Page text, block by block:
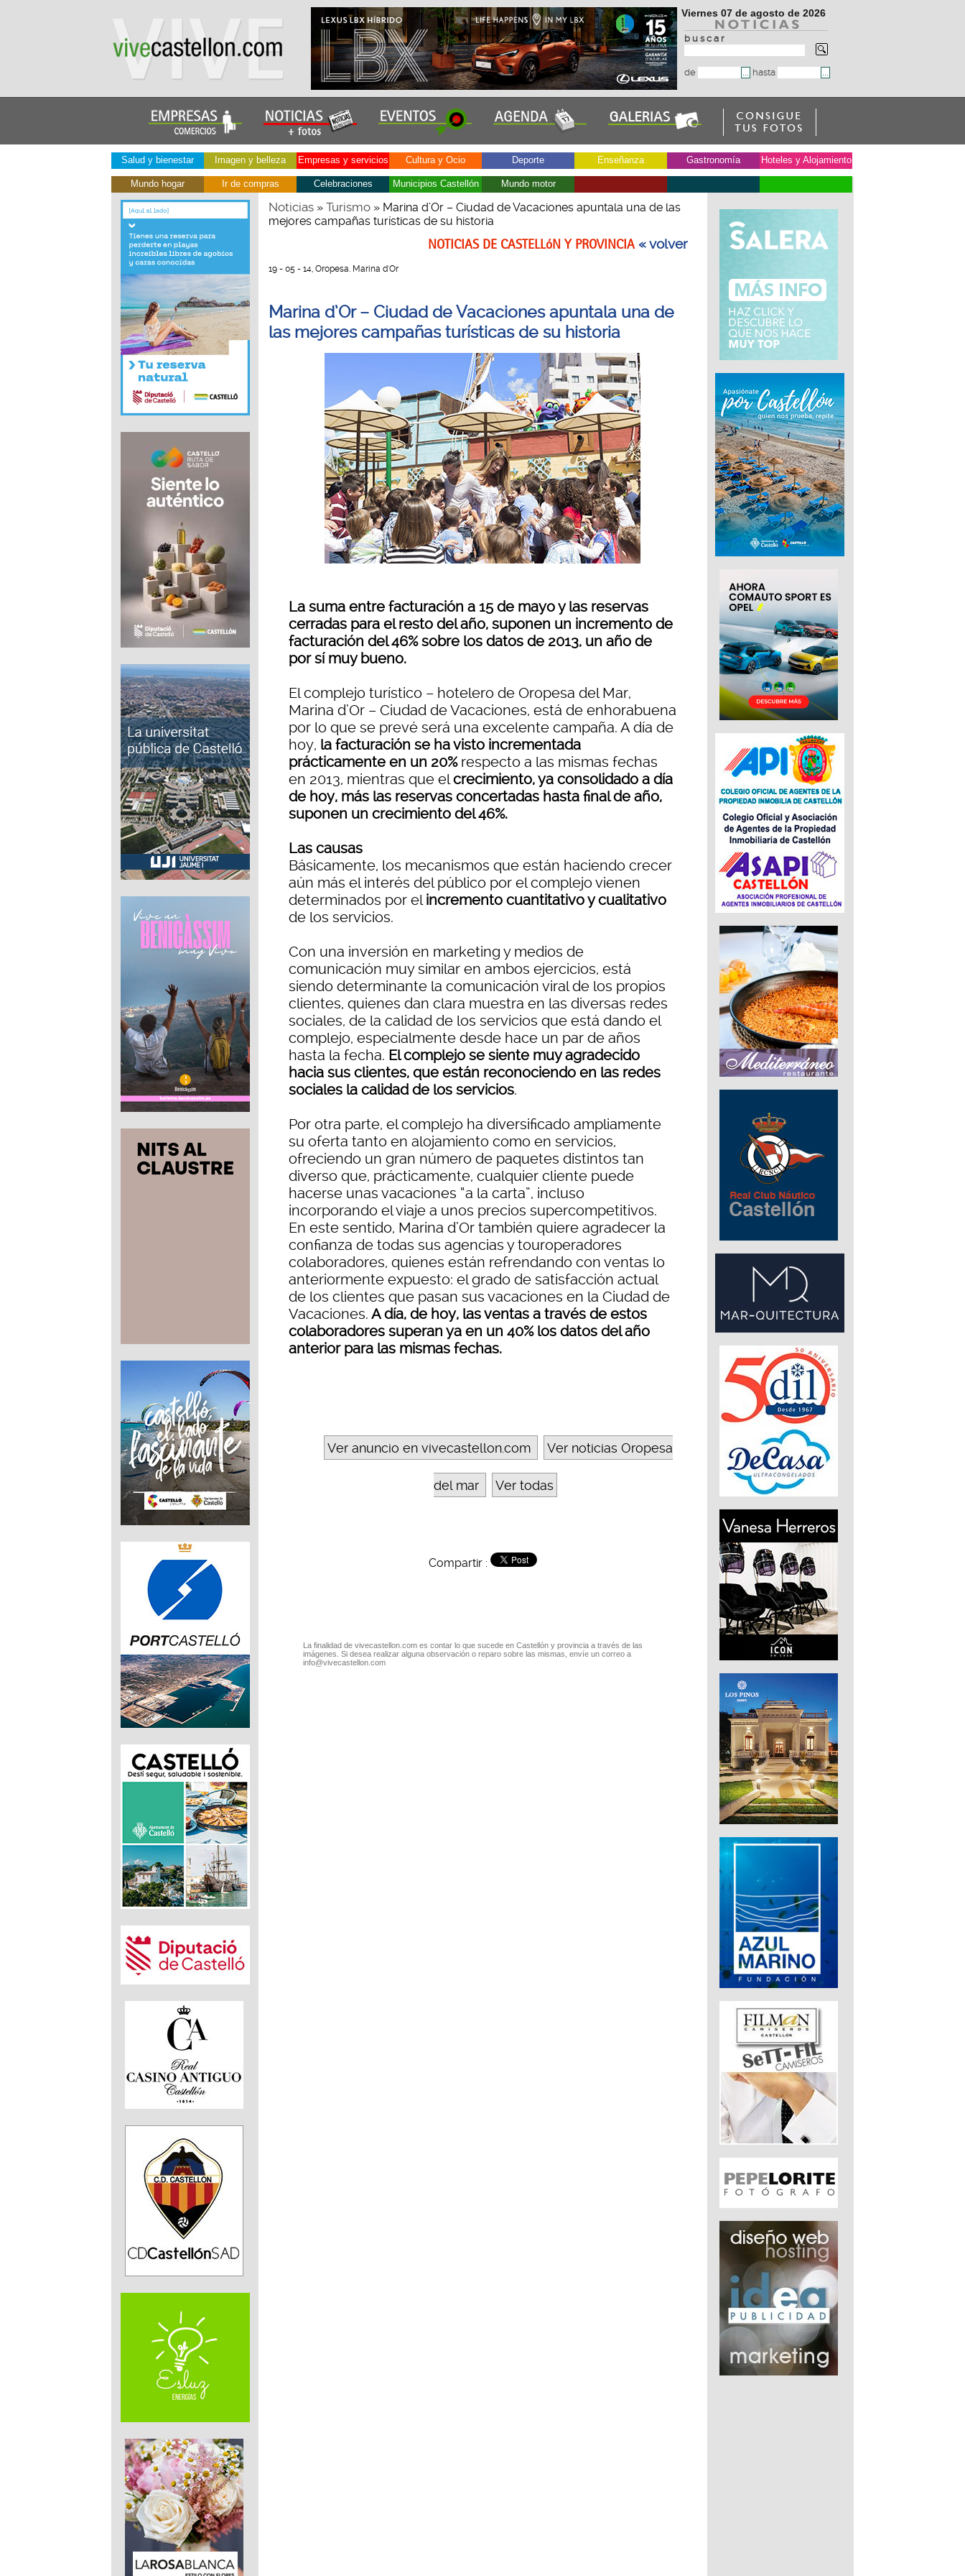
Viernes 07 de agosto de 2026
b u s c a r
de hasta
Salud y bienestar Imagen y belleza Empresas y servicios Cultura y Ocio Deporte Enseñanza Gastronomía Hoteles y Alojamiento
Mundo hogar Ir de compras Celebraciones Municipios Castellón Mundo motor
Noticias» Turismo» Marina d’Or – Ciudad de Vacaciones apuntala una de las
mejores campañas turísticas de su historia
NOTICIAS DE CASTELLóN Y PROVINCIA« volver
19 - 05 - 14, Oropesa. Marina d'Or
Marina d’Or – Ciudad de Vacaciones apuntala una de
las mejores campañas turísticas de su historia
La suma entre facturación a 15 de mayo y las reservas
cerradas para el resto del año, suponen un incremento de
facturación del 46% sobre los datos de 2013, un año de
por sí muy bueno.
El complejo turístico – hotelero de Oropesa del Mar,
Marina d’Or – Ciudad de Vacaciones, está de enhorabuena
por lo que se prevé será una excelente campaña. A día de
hoy, la facturación se ha visto incrementada
prácticamente en un 20% respecto a las mismas fechas
en 2013, mientras que elcrecimiento, ya consolidado a día
de hoy, más las reservas concertadas hasta final de año,
suponen un crecimiento del 46%.
Las causas
Básicamente, los mecanismos que están haciendo crecer
aún más el interés del público por el complejo vienen
determinados por elincremento cuantitativo y cualitativo
de los servicios.
Con una inversión en marketing y medios de
comunicación muy similar en ambos ejercicios, está
siendo determinante la comunicación viral de los propios
clientes, quienes dan clara muestra en las diversas redes
sociales, de la calidad de los servicios que está dando el
complejo, especialmente desde hace un par de años
hasta la fecha. El complejo se siente muy agradecido
hacia sus clientes, que están reconociendo en las redes
sociales la calidad de los servicios.
Por otra parte, el complejo ha diversificado ampliamente
su oferta tanto en alojamiento como en servicios,
ofreciendo un gran número de paquetes distintos tan
diverso que, prácticamente, cualquier cliente puede
hacerse unas vacaciones “a la carta”, incluso
incorporando el viaje a unos precios supercompetitivos.
En este sentido, Marina d’Or también quiere agradecer la
confianza de todas sus agencias y touroperadores
colaboradores, quienes están refrendando con ventas lo
anteriormente expuesto: el grado de satisfacción actual
de los clientes que pasan sus vacaciones en la Ciudad de
Vacaciones. A día, de hoy, las ventas a través de estos
colaboradores superan ya en un 40% los datos del año
anterior para las mismas fechas.
Ver anuncio en vivecastellon.com Ver noticias Oropesa
del mar Ver todas
Compartir :
La finalidad de vivecastellon.com es contar lo que sucede en Castellón y provincia a través de las
imágenes. Si desea realizar alguna observación o reparo sobre las mismas, envíe un correo a
info@vivecastellon.com